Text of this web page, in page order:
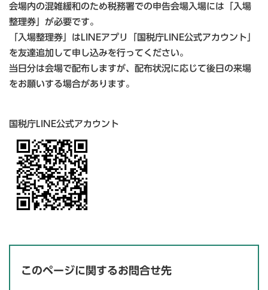
会場内の混雑緩和のため税務署での申告会場入場には「入場
整理券」が必要です。
「入場整理券」はLINEアプリ「国税庁LINE公式アカウント」
を友達追加して申し込みを行ってください。
当日分は会場で配布しますが、配布状況に応じて後日の来場
をお願いする場合があります。
国税庁LINE公式アカウント
このページに関するお問合せ先